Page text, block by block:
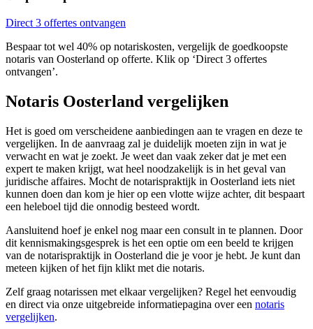
Direct 3 offertes ontvangen
Bespaar tot wel 40% op notariskosten, vergelijk de goedkoopste
notaris van Oosterland op offerte. Klik op ‘Direct 3 offertes
ontvangen’.
Notaris Oosterland vergelijken
Het is goed om verscheidene aanbiedingen aan te vragen en deze te
vergelijken. In de aanvraag zal je duidelijk moeten zijn in wat je
verwacht en wat je zoekt. Je weet dan vaak zeker dat je met een
expert te maken krijgt, wat heel noodzakelijk is in het geval van
juridische affaires. Mocht de notarispraktijk in Oosterland iets niet
kunnen doen dan kom je hier op een vlotte wijze achter, dit bespaart
een heleboel tijd die onnodig besteed wordt.
Aansluitend hoef je enkel nog maar een consult in te plannen. Door
dit kennismakingsgesprek is het een optie om een beeld te krijgen
van de notarispraktijk in Oosterland die je voor je hebt. Je kunt dan
meteen kijken of het fijn klikt met die notaris.
Zelf graag notarissen met elkaar vergelijken? Regel het eenvoudig
en direct via onze uitgebreide informatiepagina over een notaris
vergelijken.